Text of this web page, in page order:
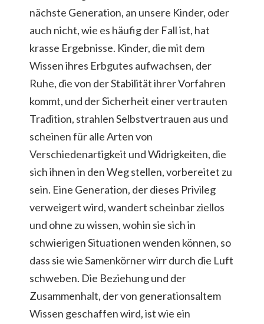
nächste Generation, an unsere Kinder, oder
auch nicht, wie es häufig der Fall ist, hat
krasse Ergebnisse. Kinder, die mit dem
Wissen ihres Erbgutes aufwachsen, der
Ruhe, die von der Stabilität ihrer Vorfahren
kommt, und der Sicherheit einer vertrauten
Tradition, strahlen Selbstvertrauen aus und
scheinen für alle Arten von
Verschiedenartigkeit und Widrigkeiten, die
sich ihnen in den Weg stellen, vorbereitet zu
sein. Eine Generation, der dieses Privileg
verweigert wird, wandert scheinbar ziellos
und ohne zu wissen, wohin sie sich in
schwierigen Situationen wenden können, so
dass sie wie Samenkörner wirr durch die Luft
schweben. Die Beziehung und der
Zusammenhalt, der von generationsaltem
Wissen geschaffen wird, ist wie ein